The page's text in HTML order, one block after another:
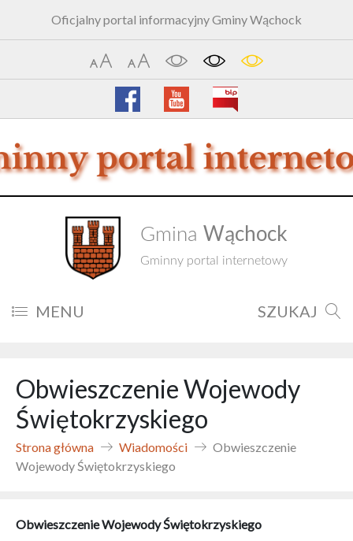
Oficjalny portal informacyjny Gminy Wąchock
Gmina Wąchock
Gminny portal internetowy
MENU SZUKAJ
Obwieszczenie Wojewody
Świętokrzyskiego
Strona główna Wiadomości
Obwieszczenie
Wojewody Świętokrzyskiego
Obwieszczenie WojewodyŚwiętokrzyskiego